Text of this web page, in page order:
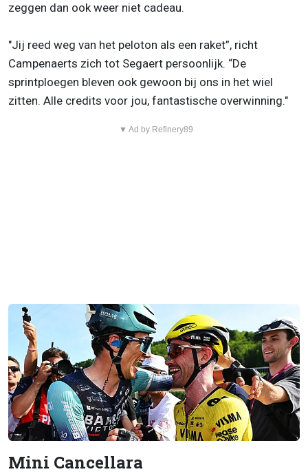
zeggen dan ook weer niet cadeau.
"Jij reed weg van het peloton als een raket”, richt
Campenaerts zich tot Segaert persoonlijk. “De
sprintploegen bleven ook gewoon bij ons in het wiel
zitten. Alle credits voor jou, fantastische overwinning."
▼ Ad by Refinery89
Mini Cancellara